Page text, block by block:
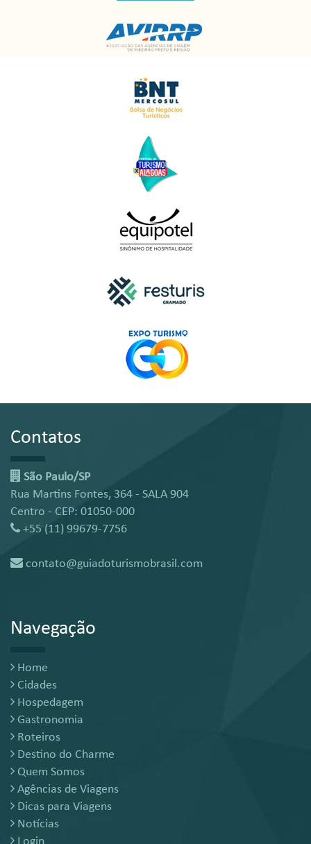
Contatos
São Paulo/SP
Rua Martins Fontes, 364 - SALA 904
Centro - CEP: 01050-000
+55 (11) 99679-7756
contato@guiadoturismobrasil.com
Navegação
Home
Cidades
Hospedagem
Gastronomia
Roteiros
Destino do Charme
Quem Somos
Agências de Viagens
Dicas para Viagens
Notícias